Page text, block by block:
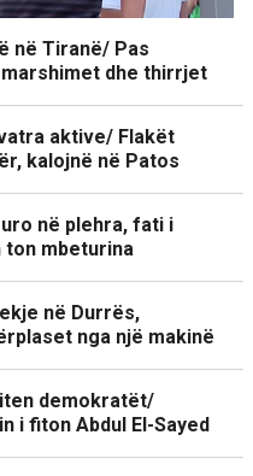
në Tiranë/ Pas
dhe thirrjet
aktive/ Flakët
kalojnë në Patos
në plehra, fati i
ton mbeturina
në Durrës,
nga një makinë
demokratët/
i fiton Abdul El-Sayed